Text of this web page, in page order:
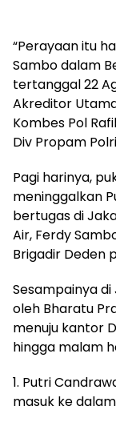
“Perayaan itu
Sambo dalam
tertanggal 22
Akreditor
Kombes Pol
Div Propam
Pagi harinya,
meninggalkan
bertugas di
Air, Ferdy
Brigadir Deden
Sesampainya
oleh Bharatu
menuju kantor
hingga malam
1. Putri
masuk ke